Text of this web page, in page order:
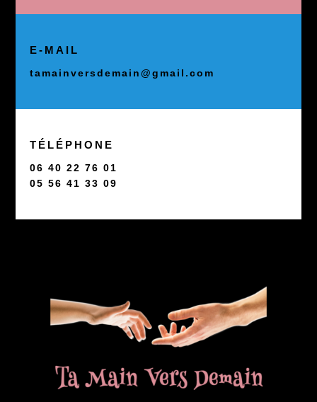
E-MAIL
tamainversdemain@gmail.com
TÉLÉPHONE
06 40 22 76 01
05 56 41 33 09